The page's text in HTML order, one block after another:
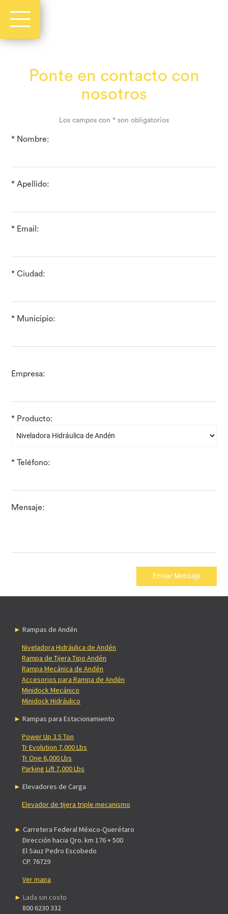
Ponte en contacto con
nosotros
Los campos con * son obligatorios
* Nombre:
* Apellido:
* Email:
* Ciudad:
* Municipio:
Empresa:
* Producto:
* Teléfono:
Mensaje:
Enviar Mensaje
Rampas de Andén
Niveladora Hidráulica de Andén
Rampa de Tijera Tipo Andén
Rampa Mecánica de Andén
Accesorios para Rampa de Andén
Minidock Mecánico
Minidock Hidráulico
Rampas para Estacionamiento
Power Up 3.5 Ton
Tr Evolution 7,000 Lbs
Tr One 6,000 Lbs
Parking Lift 7,000 Lbs
Elevadores de Carga
Elevador de tijera triple mecanismo
Carretera Federal México-Querétaro
Dirección hacia Qro. km 176 + 500
El Sauz Pedro Escobedo
CP. 76729
Ver mapa
Lada sin costo
800 6230 332